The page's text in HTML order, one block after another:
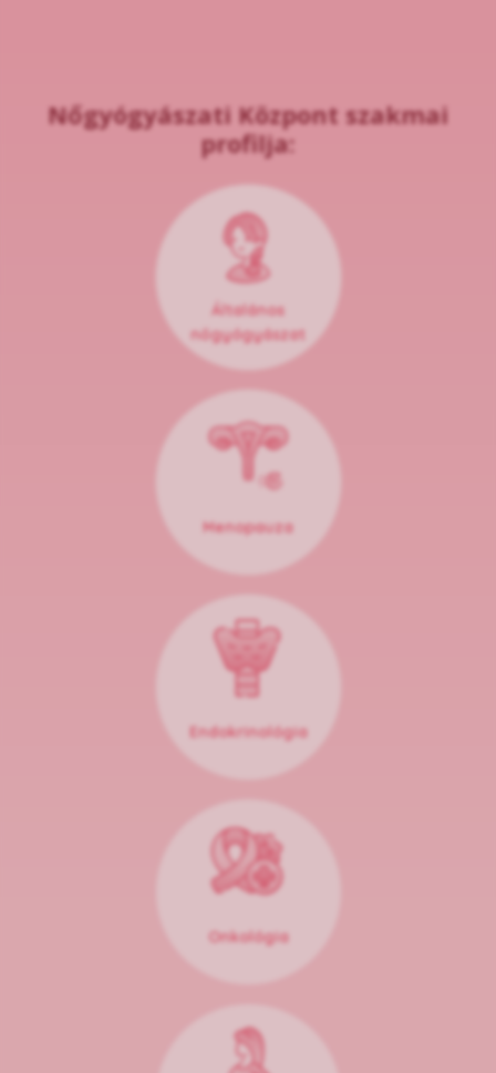
Nőgyógyászati Központ szakmai
profilja:
Általános
nőgyógyászat
Menopauza
Endokrinológia
Onkológia